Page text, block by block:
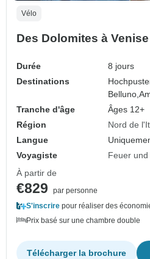
Vélo
Des Dolomites à Venise
Durée
8 jours
Destinations
Belluno,
Tranche d'âge
Âges 12+
Région
Nord de
Langue
Voyagiste
Feuer und
À partir de
€829
par personne
S'inscrire pour réaliser des
Prix basé sur une chambre double
Télécharger la brochure